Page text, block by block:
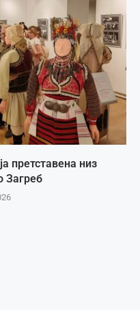
претставена низ
Загреб